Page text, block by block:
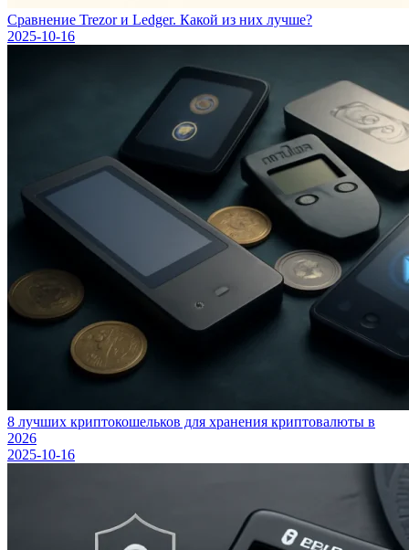
Сравнение Trezor и Ledger. Какой из них лучше?
2025-10-16
8 лучших криптокошельков для хранения криптовалюты в
2026
2025-10-16